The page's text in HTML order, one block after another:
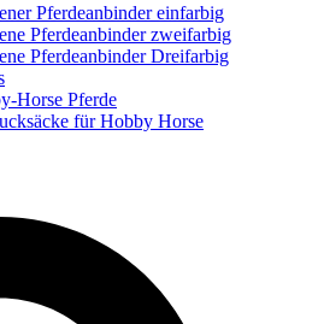
Pferdeanbinder einfarbig
Pferdeanbinder zweifarbig
Pferdeanbinder Dreifarbig
Horse Pferde
für Hobby Horse